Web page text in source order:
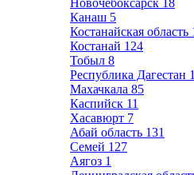
Новочебоксарск 18
Канаш 5
Костанайская область
Костанай 124
Тобыл 8
Республика Дагестан
Махачкала 85
Каспийск 11
Хасавюрт 7
Абай область 131
Семей 127
Аягоз 1